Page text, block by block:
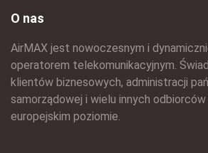
O nas
AirMAX jest nowoczesnym i
operatorem telekomunikacyjnym.
klientów biznesowych, administracji
samorządowej i wielu innych odbiorców
europejskim poziomie.